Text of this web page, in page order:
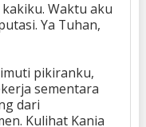
Waktu aku
Ya Tuhan,
pikiranku,
sementara
dari
Kulihat Kania